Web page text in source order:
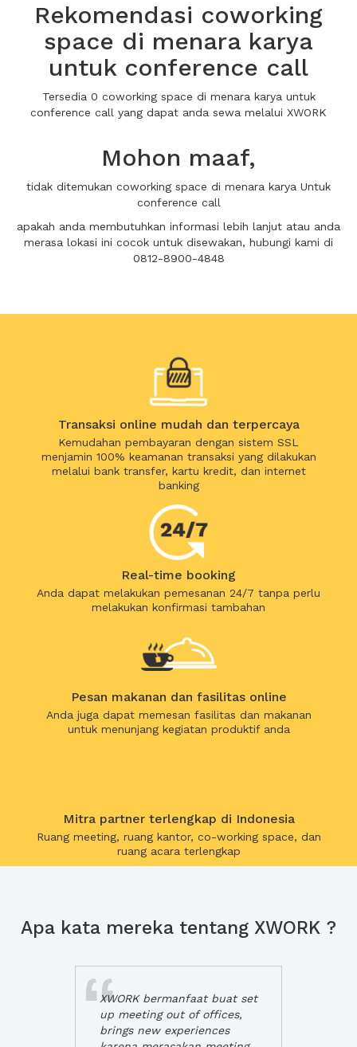
Rekomendasi coworking
space di menara karya
untuk conference call
Tersedia 0 coworking space di menara karya untuk
conference call yang dapat anda sewa melalui XWORK
Mohon maaf,
tidak ditemukan coworking space di menara karya Untuk
conference call
apakah anda membutuhkan informasi lebih lanjut atau anda
merasa lokasi ini cocok untuk disewakan, hubungi kami di
0812-8900-4848
Transaksi online mudah dan terpercaya
Kemudahan pembayaran dengan sistem SSL
menjamin 100% keamanan transaksi yang dilakukan
melalui bank transfer, kartu kredit, dan internet
banking
Real-time booking
Anda dapat melakukan pemesanan 24/7 tanpa perlu
melakukan konfirmasi tambahan
Pesan makanan dan fasilitas online
Anda juga dapat memesan fasilitas dan makanan
untuk menunjang kegiatan produktif anda
Mitra partner terlengkap di Indonesia
Ruang meeting, ruang kantor, co-working space, dan
ruang acara terlengkap
Apa kata mereka tentang XWORK ?
XWORK bermanfaat buat set
up meeting out of offices,
brings new experiences